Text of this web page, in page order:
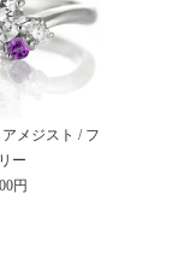
メジスト / フ
ー
円